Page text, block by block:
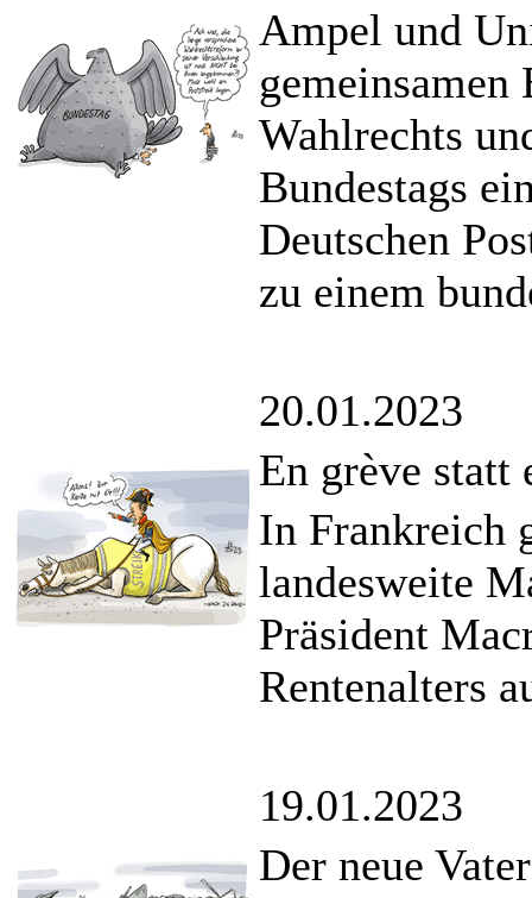
Ampel und
Wahlrechts
Bundestags
Deutschen
zu einem
20.01.2023
En grève statt
In Frankreich
landesweite
Präsident
Rentenalters
19.01.2023
Der neue